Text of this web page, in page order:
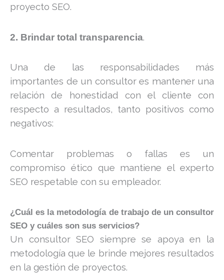
proyecto SEO.
2. Brindar total transparencia.
Una de las responsabilidades más
importantes de un consultor es mantener una
relación de honestidad con el cliente con
respecto a resultados, tanto positivos como
negativos:
Comentar problemas o fallas es un
compromiso ético que mantiene el experto
SEO respetable con su empleador.
¿Cuál es la metodología de trabajo de un consultor
SEO y cuáles son sus servicios?
Un consultor SEO siempre se apoya en la
metodología que le brinde mejores resultados
en la gestión de proyectos.